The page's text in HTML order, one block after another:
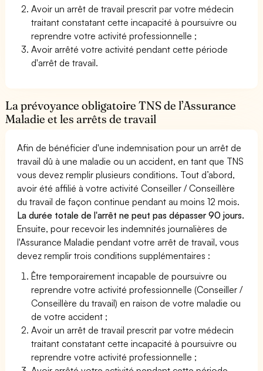
Avoir un arrêt de travail prescrit par votre médecin
traitant constatant cette incapacité à poursuivre ou
reprendre votre activité professionnelle ;
Avoir arrêté votre activité pendant cette période
d'arrêt de travail.
La prévoyance obligatoire TNS de l’Assurance
Maladie et les arrêts de travail
Afin de bénéficier d'une indemnisation pour un arrêt de
travail dû à une maladie ou un accident, en tant que TNS
vous devez remplir plusieurs conditions. Tout d’abord,
avoir été affilié à votre activité Conseiller / Conseillère
du travail de façon continue pendant au moins 12 mois.
La durée totale de l'arrêt ne peut pas dépasser 90 jours.
Ensuite, pour recevoir les indemnités journalières de
l'Assurance Maladie pendant votre arrêt de travail, vous
devez remplir trois conditions supplémentaires :
Être temporairement incapable de poursuivre ou
reprendre votre activité professionnelle (Conseiller /
Conseillère du travail) en raison de votre maladie ou
de votre accident ;
Avoir un arrêt de travail prescrit par votre médecin
traitant constatant cette incapacité à poursuivre ou
reprendre votre activité professionnelle ;